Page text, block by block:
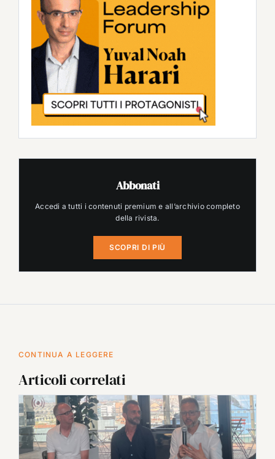
Abbonati
Accedi a tutti i contenuti premium e all’archivio completo
della rivista.
SCOPRI DI PIÙ
CONTINUA A LEGGERE
Articoli correlati